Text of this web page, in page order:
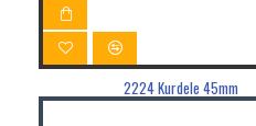
2224 Kurdele 45mm